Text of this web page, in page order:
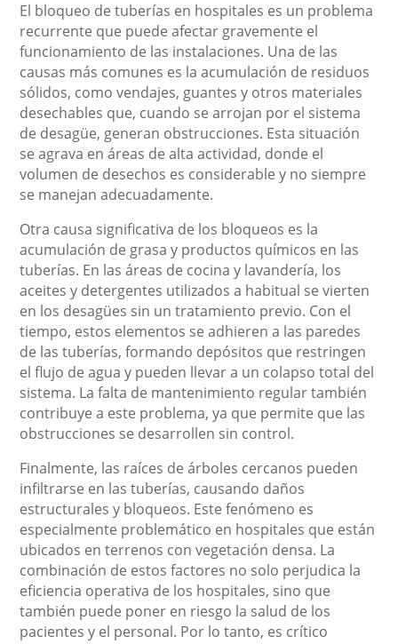
El bloqueo de tuberías en hospitales es un problema
recurrente que puede afectar gravemente el
funcionamiento de las instalaciones. Una de las
causas más comunes es la acumulación de residuos
sólidos, como vendajes, guantes y otros materiales
desechables que, cuando se arrojan por el sistema
de desagüe, generan obstrucciones. Esta situación
se agrava en áreas de alta actividad, donde el
volumen de desechos es considerable y no siempre
se manejan adecuadamente.
Otra causa significativa de los bloqueos es la
acumulación de grasa y productos químicos en las
tuberías. En las áreas de cocina y lavandería, los
aceites y detergentes utilizados a habitual se vierten
en los desagües sin un tratamiento previo. Con el
tiempo, estos elementos se adhieren a las paredes
de las tuberías, formando depósitos que restringen
el flujo de agua y pueden llevar a un colapso total del
sistema. La falta de mantenimiento regular también
contribuye a este problema, ya que permite que las
obstrucciones se desarrollen sin control.
Finalmente, las raíces de árboles cercanos pueden
infiltrarse en las tuberías, causando daños
estructurales y bloqueos. Este fenómeno es
especialmente problemático en hospitales que están
ubicados en terrenos con vegetación densa. La
combinación de estos factores no solo perjudica la
eficiencia operativa de los hospitales, sino que
también puede poner en riesgo la salud de los
pacientes y el personal. Por lo tanto, es crítico